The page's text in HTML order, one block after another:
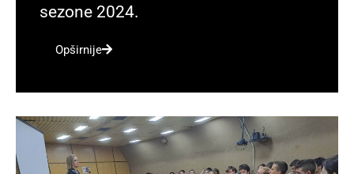
sezone 2024.
Opširnije